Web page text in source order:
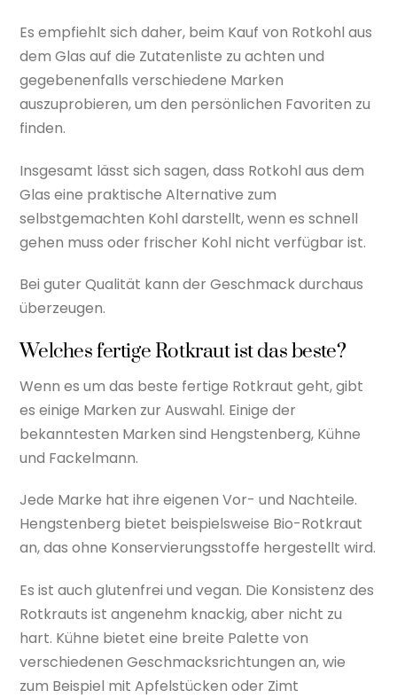
Es empfiehlt sich daher, beim Kauf von Rotkohl aus
dem Glas auf die Zutatenliste zu achten und
gegebenenfalls verschiedene Marken
auszuprobieren, um den persönlichen Favoriten zu
finden.
Insgesamt lässt sich sagen, dass Rotkohl aus dem
Glas eine praktische Alternative zum
selbstgemachten Kohl darstellt, wenn es schnell
gehen muss oder frischer Kohl nicht verfügbar ist.
Bei guter Qualität kann der Geschmack durchaus
überzeugen.
Welches fertige Rotkraut ist das beste?
Wenn es um das beste fertige Rotkraut geht, gibt
es einige Marken zur Auswahl. Einige der
bekanntesten Marken sind Hengstenberg, Kühne
und Fackelmann.
Jede Marke hat ihre eigenen Vor- und Nachteile.
Hengstenberg bietet beispielsweise Bio-Rotkraut
an, das ohne Konservierungsstoffe hergestellt wird.
Es ist auch glutenfrei und vegan. Die Konsistenz des
Rotkrauts ist angenehm knackig, aber nicht zu
hart. Kühne bietet eine breite Palette von
verschiedenen Geschmacksrichtungen an, wie
zum Beispiel mit Apfelstücken oder Zimt